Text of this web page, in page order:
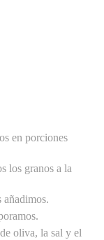
en porciones
los granos a la
añadimos.
oliva, la sal y el